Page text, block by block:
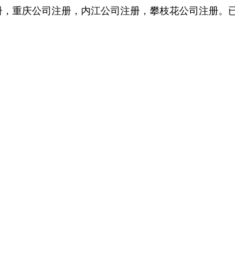
重庆公司注册，内江公司注册，攀枝花公司注册。